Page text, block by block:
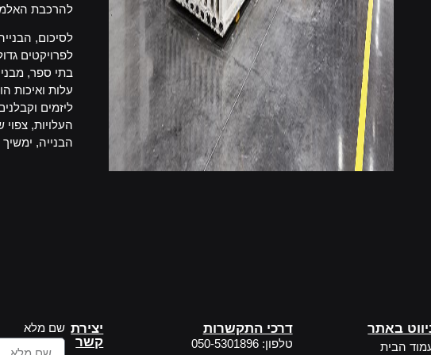
להרכבת
לסיכום,
לפרויקטים
בתי ספר,
עלות ואיכות
ליזמים
העלויות,
הבנייה,
באתר
הבית
דרכי התקשרות
טלפון: 050-5301896
יצירת
קשר
שם מלא